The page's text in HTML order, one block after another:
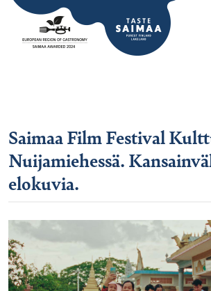
Saimaa Film Festival
Nuijamiehessä.
elokuvia.